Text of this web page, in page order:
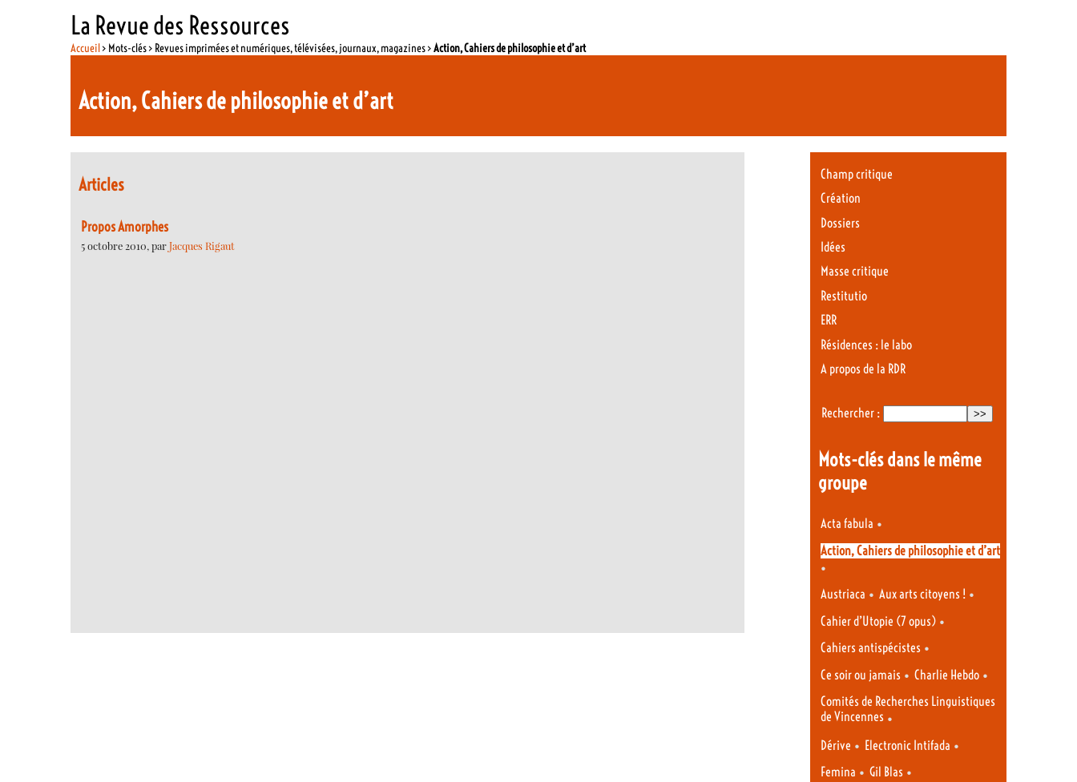
La Revue des Ressources
Accueil> Mots-clés > Revues imprimées et numériques, télévisées, journaux, magazines >Action, Cahiers de philosophie et d’art
Action, Cahiers de philosophie et d’art
Articles
Propos Amorphes
5 octobre 2010, parJacques Rigaut
Champ critique
Création
Dossiers
Idées
Masse critique
Restitutio
ERR
Résidences : le labo
A propos de la RDR
Rechercher :
Mots-clés dans le même
groupe
Acta fabula •
Action, Cahiers de philosophie et d’art
•
Austriaca • Aux arts citoyens ! •
Cahier d’Utopie (7 opus) •
Cahiers antispécistes •
Ce soir ou jamais • Charlie Hebdo •
Comités de Recherches Linguistiques
de Vincennes •
Dérive • Electronic Intifada •
Femina • Gil Blas •